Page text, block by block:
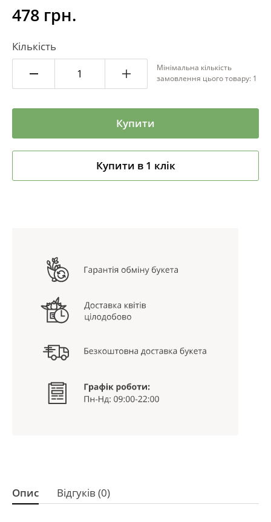
478 грн.
Кількість
Мінімальна кількість
замовлення цього товару: 1
Купити
Купити в 1 клік
Опис Відгуків (0)